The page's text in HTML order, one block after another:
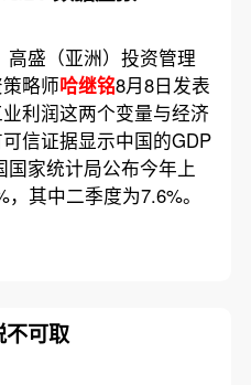
高盛（亚洲）投资管理
略师哈继铭8月8日发表
利润这两个变量与经济
信证据显示中国的GDP
家统计局公布今年上
其中二季度为7.6%。
可取